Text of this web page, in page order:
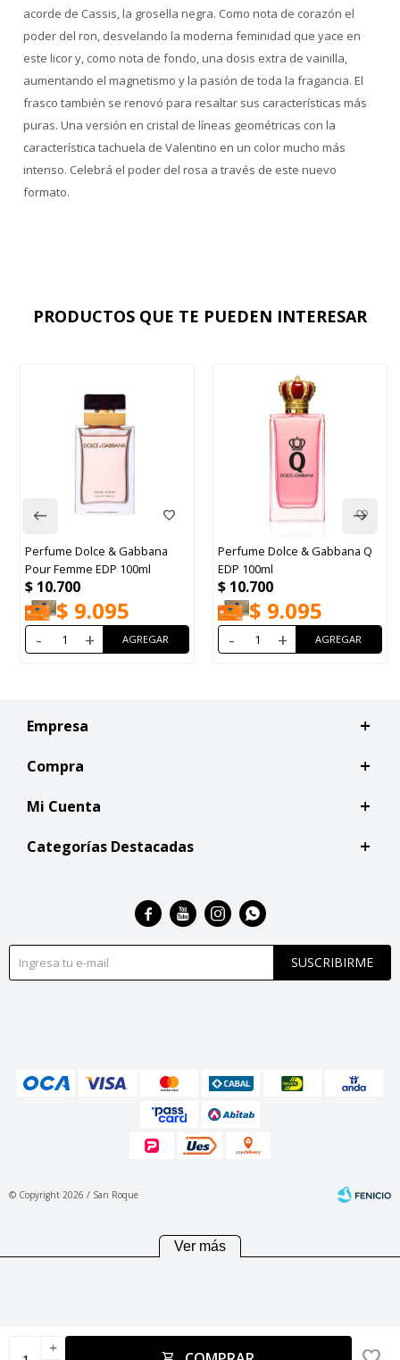
add
acorde de Cassis, la grosella negra. Como nota de corazón el
poder del ron, desvelando la moderna feminidad que yace en
este licor y, como nota de fondo, una dosis extra de vainilla,
aumentando el magnetismo y la pasión de toda la fragancia. El
frasco también se renovó para resaltar sus características más
puras. Una versión en cristal de líneas geométricas con la
característica tachuela de Valentino en un color mucho más
intenso. Celebrá el poder del rosa a través de este nuevo
formato.
PRODUCTOS QUE TE PUEDEN INTERESAR
Perfume Dolce & Gabbana
Pour Femme EDP 100ml
$ 10.700
$ 9.095
- +
Perfume Dolce & Gabbana Q
EDP 100ml
$ 10.700
$ 9.095
- +
Empresa
Compra
Mi Cuenta
Categorías Destacadas
SUSCRIBIRME
   
© Copyright 2026 / San Roque
Ver más